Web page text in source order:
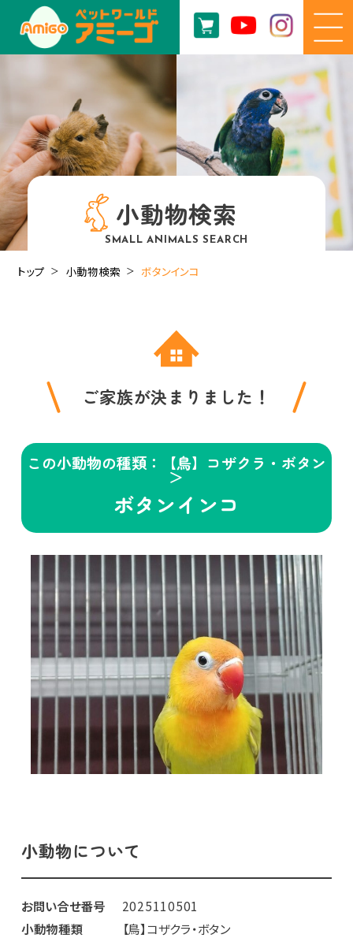
小動物検索
SMALL ANIMALS SEARCH
トップ 小動物検索 ボタンインコ
ご家族が決まりました！
この小動物の種類：【鳥】コザクラ・ボタン
＞
ボタンインコ
小動物について
お問い合せ番号
2025110501
小動物種類
【鳥】コザクラ・ボタン